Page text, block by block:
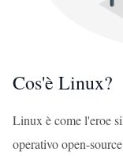
Cos'è Linux?
Linux è come l'eroe
operativo open-